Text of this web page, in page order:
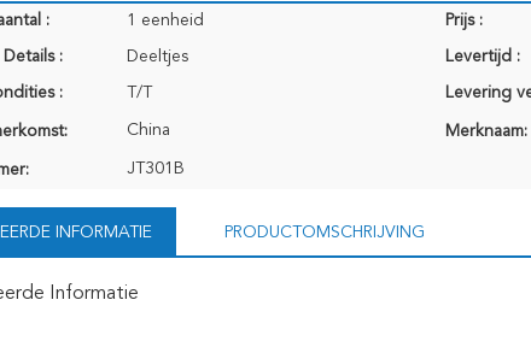
: 1 eenheid Prijs :
: Deeltjes Levertijd :
: T/T Levering
China Merknaam:
JT301B
INFORMATIE PRODUCTOMSCHRIJVING
Informatie